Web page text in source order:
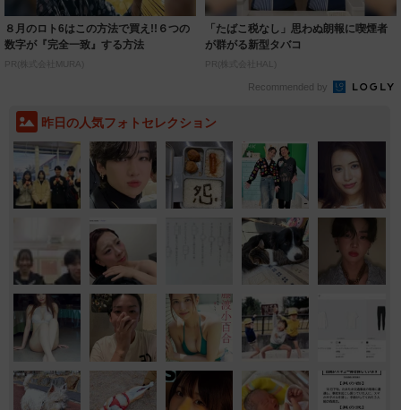
８月のロト6はこの方法で買え!!６つの
数字が『完全一致』する方法
PR(株式会社MURA)
「たばこ税なし」思わぬ朗報に喫煙者
が群がる新型タバコ
PR(株式会社HAL)
Recommended by
昨日の人気フォトセレクション